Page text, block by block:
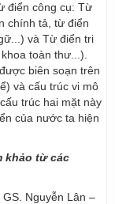
điển công cụ: Từ
chính tả, từ điển
và Từ điển tri
toàn thư...).
biên soạn trên
và cấu trúc vi mô
trúc hai mặt này
của nước ta hiện
khảo từ các
Nguyễn Lân –